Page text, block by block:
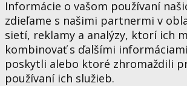
Informácie o vašom používaní
zdieľame s našimi partnermi v
sietí, reklamy a analýzy, ktorí ich
kombinovať s ďalšími
poskytli alebo ktoré zhromaždili
používaní ich služieb.